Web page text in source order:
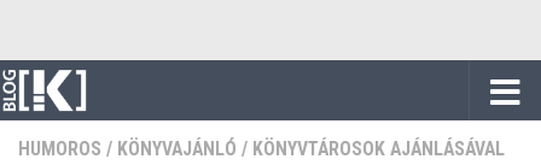
HUMOROS / KÖNYVAJÁNLÓ / KÖNYVTÁROSOK AJÁNLÁSÁVAL